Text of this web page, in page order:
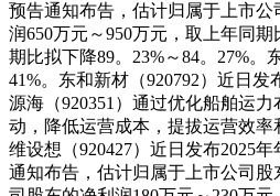
预告通知布告，估计归属于上市公
润650万元～950万元，取上年同
期比拟下降89。23%～84。27%。
41%。东和新材（920792）近日
源海（920351）通过优化船舶运
动，降低运营成本，提拔运营效率
维设想（920427）近日发布2025
通知布告，估计归属于上市公司股